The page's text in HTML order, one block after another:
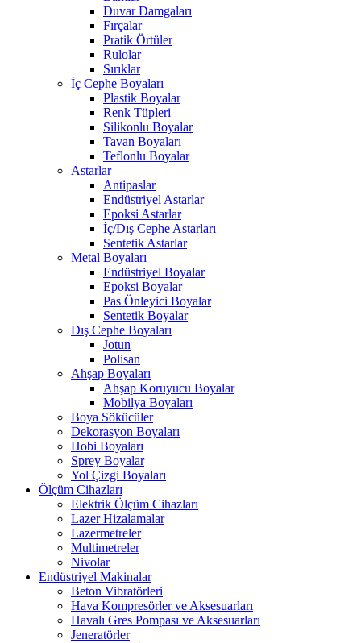
Duvar Damgaları
Fırçalar
Pratik Örtüler
Rulolar
Sırıklar
İç Cephe Boyaları
Plastik Boyalar
Renk Tüpleri
Silikonlu Boyalar
Tavan Boyaları
Teflonlu Boyalar
Astarlar
Antipaslar
Endüstriyel Astarlar
Epoksi Astarlar
İç/Dış Cephe Astarları
Sentetik Astarlar
Metal Boyaları
Endüstriyel Boyalar
Epoksi Boyalar
Pas Önleyici Boyalar
Sentetik Boyalar
Dış Cephe Boyaları
Jotun
Polisan
Ahşap Boyaları
Ahşap Koruyucu Boyalar
Mobilya Boyaları
Boya Sökücüler
Dekorasyon Boyaları
Hobi Boyaları
Sprey Boyalar
Yol Çizgi Boyaları
Ölçüm Cihazları
Elektrik Ölçüm Cihazları
Lazer Hizalamalar
Lazermetreler
Multimetreler
Nivolar
Endüstriyel Makinalar
Beton Vibratörleri
Hava Kompresörler ve Aksesuarları
Havalı Gres Pompası ve Aksesuarları
Jeneratörler